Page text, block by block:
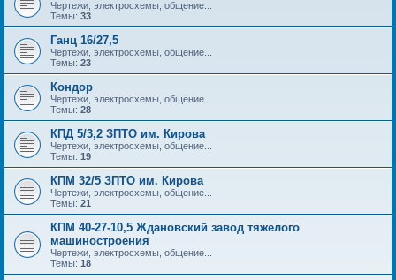
Чертежи, электросхемы, общение...
Темы: 33
Ганц 16/27,5
Чертежи, электросхемы, общение...
Темы: 23
Кондор
Чертежи, электросхемы, общение...
Темы: 28
КПД 5/3,2 ЗПТО им. Кирова
Чертежи, электросхемы, общение...
Темы: 19
КПМ 32/5 ЗПТО им. Кирова
Чертежи, электросхемы, общение...
Темы: 21
КПМ 40-27-10,5 Ждановский завод тяжелого
машиностроения
Чертежи, электросхемы, общение...
Темы: 18